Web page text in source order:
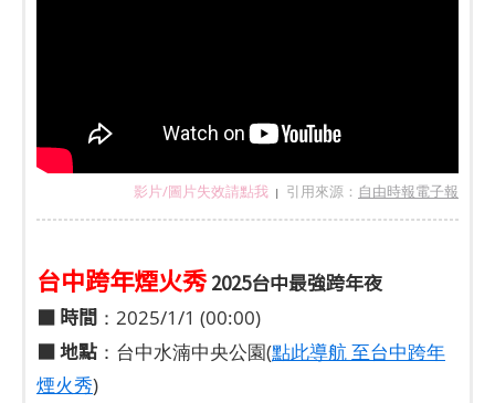
影片/圖片失效請點我 | 引用來源： 自由時報電子報
台中跨年煙火秀2025台中最強跨年夜
■ 時間 ：2025/1/1 (00:00)
■地點 ：台中水湳中央公園(點此導航 至台中跨年
煙火秀)